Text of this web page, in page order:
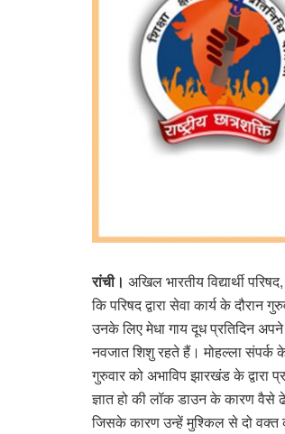
रांची। अखिल भारतीय विद्यार्थी
कि परिषद द्वारा सेवा कार्य के
उनके लिए मेधा गाय दूध प्रतिदिन
नवजात शिशु रहते हैं। मोहल्ला
गुरुवार को अभाविप झारखंड के द्वारा
ज्ञात हो की लॉक डाउन के कारण वैसे
जिसके कारण उन्हें मुश्किल से दो वक्त